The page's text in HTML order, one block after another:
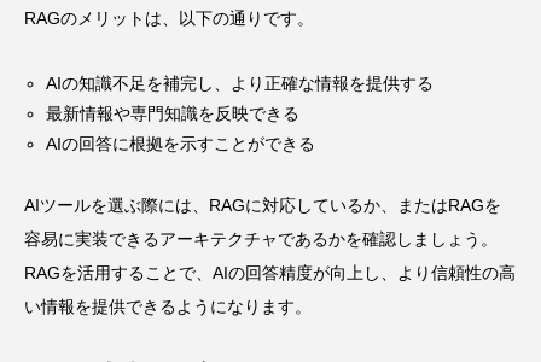
RAGのメリットは、以下の通りです。
AIの知識不足を補完し、より正確な情報を提供する
最新情報や専門知識を反映できる
AIの回答に根拠を示すことができる
AIツールを選ぶ際には、RAGに対応しているか、またはRAGを
容易に実装できるアーキテクチャであるかを確認しましょう。
RAGを活用することで、AIの回答精度が向上し、より信頼性の高
い情報を提供できるようになります。